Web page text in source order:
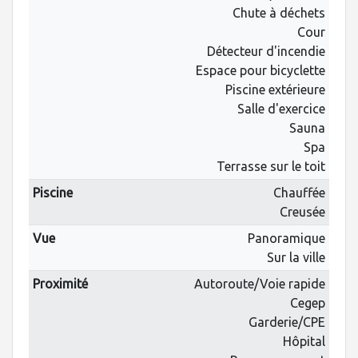
Chute à déchets
Cour
Détecteur d'incendie
Espace pour bicyclette
Piscine extérieure
Salle d'exercice
Sauna
Spa
Terrasse sur le toit
Piscine
Chauffée
Creusée
Vue
Panoramique
Sur la ville
Proximité
Autoroute/Voie rapide
Cegep
Garderie/CPE
Hôpital